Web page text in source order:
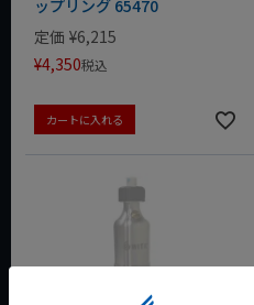
ップリング 65470
定価 ¥6,215
¥4,350税込
カートに入れる